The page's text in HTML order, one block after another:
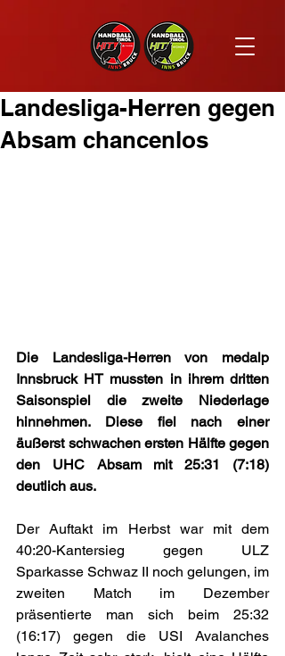
Landesliga-Herren gegen
Absam chancenlos
Die Landesliga-Herren von medalp
Innsbruck HT mussten in ihrem dritten
Saisonspiel die zweite Niederlage
hinnehmen. Diese fiel nach einer
äußerst schwachen ersten Hälfte gegen
den UHC Absam mit 25:31 (7:18)
deutlich aus.
Der Auftakt im Herbst war mit dem
40:20-Kantersieg gegen ULZ
Sparkasse Schwaz II noch gelungen, im
zweiten Match im Dezember
präsentierte man sich beim 25:32
(16:17) gegen die USI Avalanches